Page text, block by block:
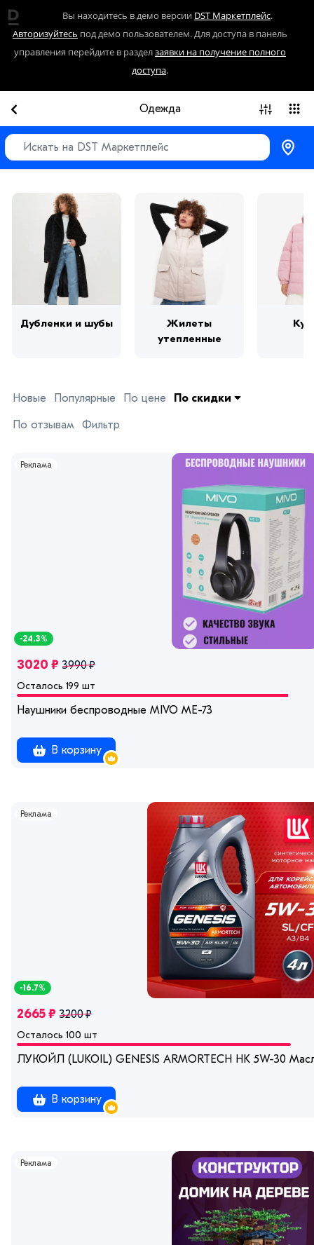
Вы находитесь в демо версии DST Маркетплейс.
Авторизуйтесь под демо пользователем. Для доступа в панель
управления перейдите в разделзаявки на получение полного
доступа.
Одежда
Дубленки и шубы
Жилеты
утепленные
Новые Популярные По цене По скидки
По отзывам Фильтр
Реклама
-24.3%
3020 ₽ 3990 ₽
Осталось 199 шт
Наушники беспроводные MIVO ME-73
В корзину
Реклама
-16.7%
2665 ₽ 3200 ₽
Осталось 100 шт
ЛУКОЙЛ (LUKOIL) GENESIS ARMORTECH HK 5W-30
В корзину
Реклама